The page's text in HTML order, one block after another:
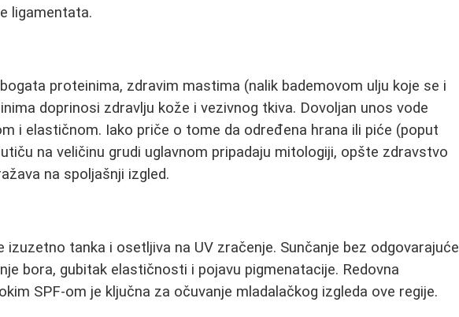
ligamentata.
proteinima, zdravim mastima (nalik bademovom ulju koje se i
doprinosi zdravlju kože i vezivnog tkiva. Dovoljan unos vode
i elastičnom. Iako priče o tome da određena hrana ili piće (poput
na veličinu grudi uglavnom pripadaju mitologiji, opšte zdravstvo
na spoljašnji izgled.
izuzetno tanka i osetljiva na UV zračenje. Sunčanje bez odgovarajuće
bora, gubitak elastičnosti i pojavu pigmenatacije. Redovna
SPF-om je ključna za očuvanje mladalačkog izgleda ove regije.